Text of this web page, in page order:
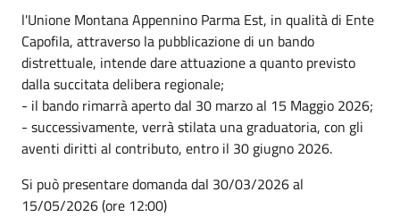
l'Unione Montana Appennino Parma Est, in qualità di Ente
Capofila, attraverso la pubblicazione di un bando
distrettuale, intende dare attuazione a quanto previsto
dalla succitata delibera regionale;
- il bando rimarrà aperto dal 30 marzo al 15 Maggio 2026;
- successivamente, verrà stilata una graduatoria, con gli
aventi diritti al contributo, entro il 30 giugno 2026.
Si può presentare domanda dal 30/03/2026 al
15/05/2026 (ore 12:00)